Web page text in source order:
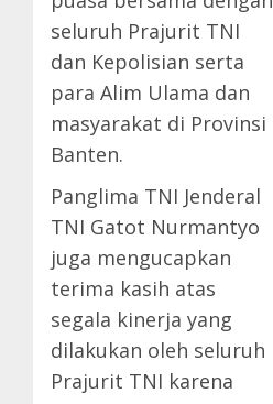
seluruh Prajurit TNI
dan Kepolisian serta
para Alim Ulama dan
masyarakat di Provinsi
Banten.
Panglima TNI Jenderal
TNI Gatot Nurmantyo
juga mengucapkan
terima kasih atas
segala kinerja yang
dilakukan oleh seluruh
Prajurit TNI karena